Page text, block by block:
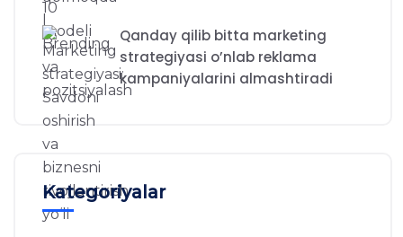
Qanday qilib bitta marketing
strategiyasi o’nlab reklama
kampaniyalarini almashtiradi
Kategoriyalar